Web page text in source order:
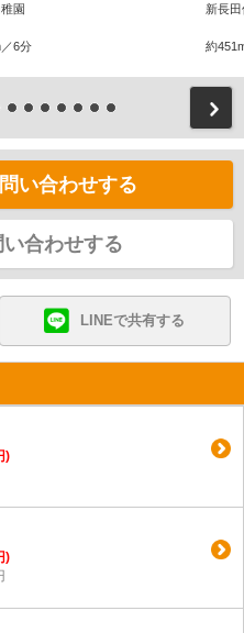
園
6分
新長
約
い合わせする
合わせする
LINEで共有する
)
)